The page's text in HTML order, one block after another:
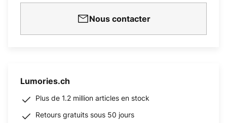
Nous contacter
Lumories.ch
Plus de 1.2 million articles en stock
Retours gratuits sous 50 jours